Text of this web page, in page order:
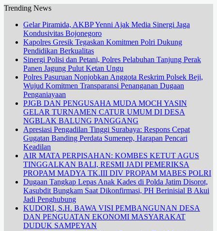
Trending News
Gelar Piramida, AKBP Yenni Ajak Media Sinergi Jaga
Kondusivitas Bojonegoro
Kapolres Gresik Tegaskan Komitmen Polri Dukung
Pendidikan Berkualitas
Sinergi Polisi dan Petani, Polres Pelabuhan Tanjung Perak
Panen Jagung Pulut Ketan Ungu
Polres Pasuruan Nonjobkan Anggota Reskrim Polsek Beji,
Wujud Komitmen Transparansi Penanganan Dugaan
Penganiayaan
PJGB DAN PENGUSAHA MUDA MOCH YASIN
GELAR TURNAMEN CATUR UMUM DI DESA
NGBLAK BALUNG PANGGANG
Apresiasi Pengadilan Tinggi Surabaya: Respons Cepat
Gugatan Banding Perdata Sumenep, Harapan Pencari
Keadilan
AIR MATA PERPISAHAN: KOMBES KETUT AGUS
TINGGALKAN BALI, RESMI JADI PEMERIKSA
PROPAM MADYA TK.III DIV PROPAM MABES POLRI
Dugaan Tangkap Lepas Anak Kades di Polda Jatim Disorot,
Kasubdit Bungkam Saat Dikonfirmasi, PH Berinisial B Akui
Jadi Penghubung
KUDORI, S.H. BAWA VISI PEMBANGUNAN DESA
DAN PENGUATAN EKONOMI MASYARAKAT
DUDUK SAMPEYAN